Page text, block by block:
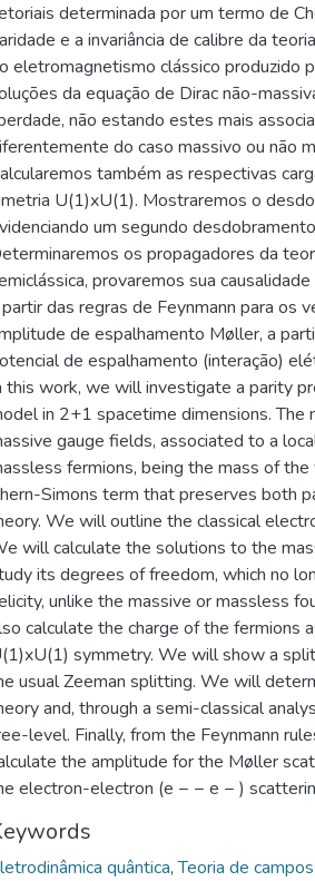
determinada por um termo de
e a invariância de calibre da
eletromagnetismo clássico produzido
da equação de Dirac não-
não estando estes mais
do caso massivo ou não
também as respectivas
U(1)xU(1). Mostraremos o
um segundo
os propagadores da
provaremos sua
das regras de Feynmann para os
de espalhamento Møller, a
de espalhamento (interação)
this work, we will investigate a parity
in 2+1 spacetime dimensions.
gauge fields, associated to a
fermions, being the mass of
Simons term that preserves both
We will outline the classical
will calculate the solutions to the
its degrees of freedom, which no
unlike the massive or massless
calculate the charge of the fermions
symmetry. We will show a
usual Zeeman splitting. We will
and, through a semi-classical
level. Finally, from the Feynmann
the amplitude for the Møller
electron-electron (e − − e − )
quântica,Teoria de